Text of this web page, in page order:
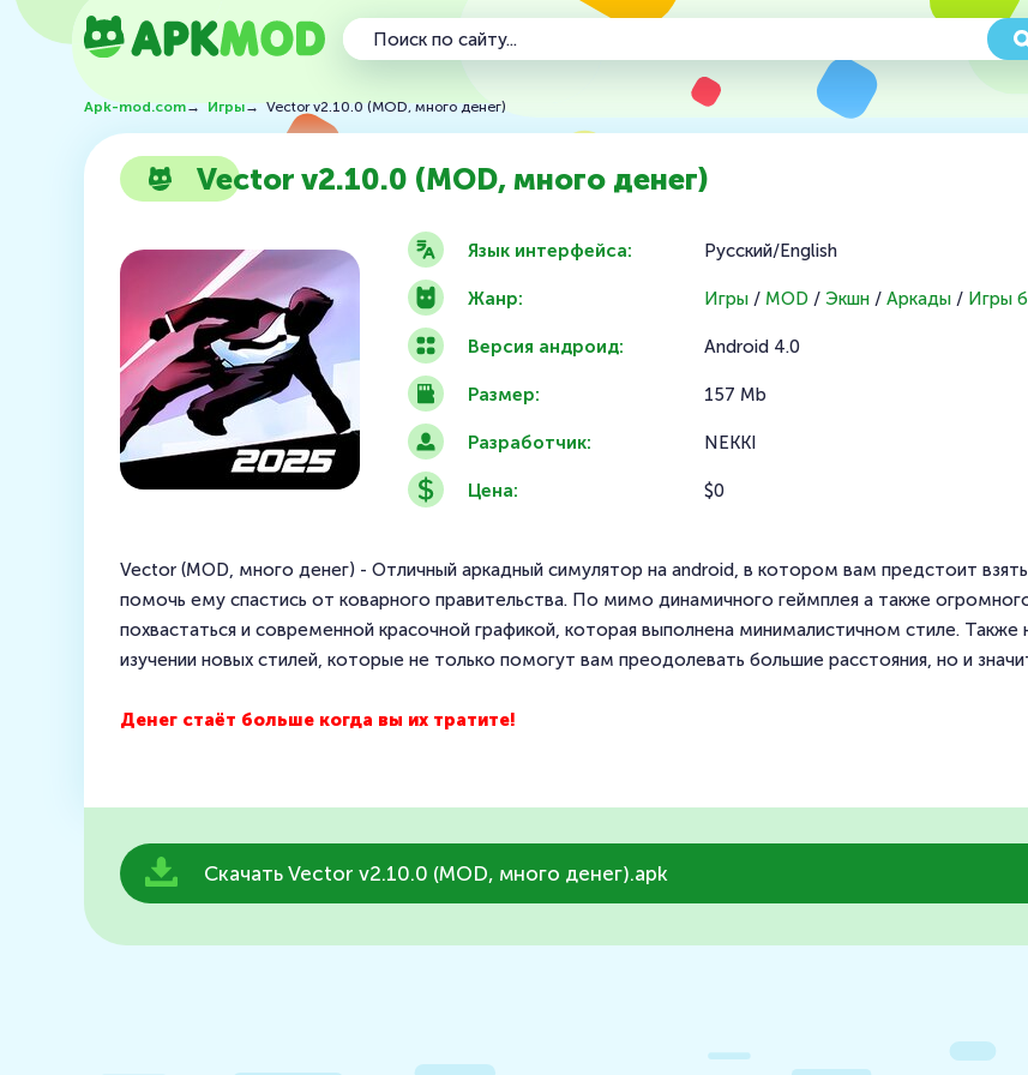
Apk-mod.com→Игры→Vector v2.10.0 (MOD, много денег)
Vector v2.10.0 (MOD, много денег)
Язык интерфейса:
Жанр:
Версия андроид:
Размер:
Разработчик:
Цена:
Русский/English
Игры / MOD / Экшн / Аркады / Игры
Android 4.0
157 Mb
NEKKI
$0
Vector (MOD, много денег) - Отличный аркадный симулятор на android, в котором вам предстоит
помочь ему спастись от коварного правительства. По мимо динамичного геймплея а также
похвастаться и современной красочной графикой, которая выполнена минималистичном стиле.
изучении новых стилей, которые не только помогут вам преодолевать большие расстояния, но и
Денег стаёт больше когда вы их тратите!
Скачать Vector v2.10.0 (MOD, много денег).apk